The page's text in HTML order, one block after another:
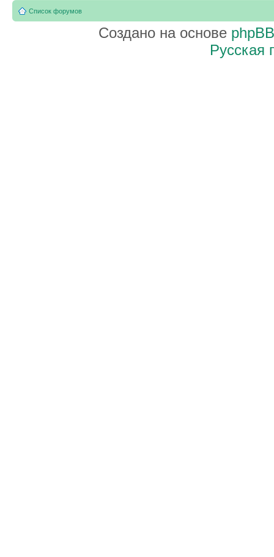
Список форумов
Создано на основе phpBB
Русская